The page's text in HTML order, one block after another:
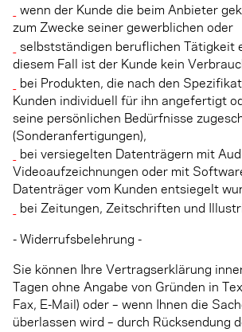
wenn der Kunde die beim Anbieter
zum Zwecke seiner gewerblichen oder
selbstständigen beruflichen Tätigkeit
diesem Fall ist der Kunde kein
bei Produkten, die nach den
Kunden individuell für ihn angefertigt
seine persönlichen Bedürfnisse
(Sonderanfertigungen),
bei versiegelten Datenträgern mit
Videoaufzeichnungen oder mit
Datenträger vom Kunden entsiegelt
bei Zeitungen, Zeitschriften und
- Widerrufsbelehrung -
Sie können Ihre Vertragserklärung
Tagen ohne Angabe von Gründen in
Fax, E-Mail) oder – wenn Ihnen die
überlassen wird – durch Rücksendung